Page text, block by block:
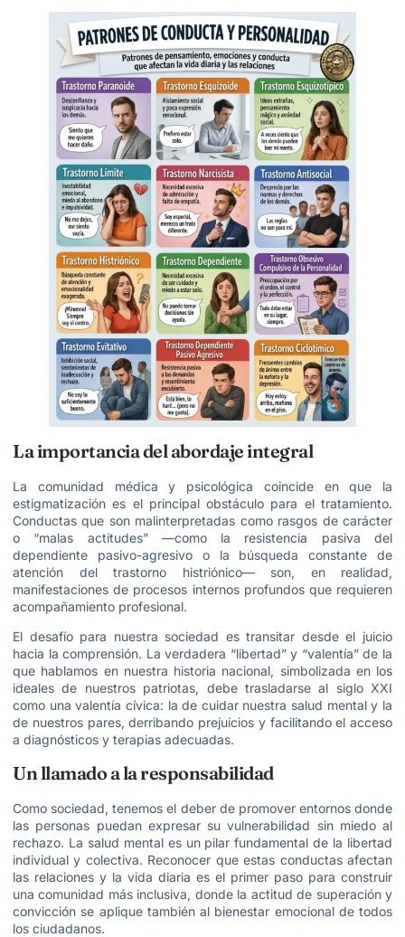
La importancia del abordaje integral
La comunidad médica y psicológica coincide en que la
estigmatización es el principal obstáculo para el tratamiento.
Conductas que son malinterpretadas como rasgos de carácter
o “malas actitudes” —como la resistencia pasiva del
dependiente pasivo-agresivo o la búsqueda constante de
atención del trastorno histriónico— son, en realidad,
manifestaciones de procesos internos profundos que requieren
acompañamiento profesional.
El desafío para nuestra sociedad es transitar desde el juicio
hacia la comprensión. La verdadera “libertad” y “valentía” de la
que hablamos en nuestra historia nacional, simbolizada en los
ideales de nuestros patriotas, debe trasladarse al siglo XXI
como una valentía cívica: la de cuidar nuestra salud mental y la
de nuestros pares, derribando prejuicios y facilitando el acceso
a diagnósticos y terapias adecuadas.
Un llamado a la responsabilidad
Como sociedad, tenemos el deber de promover entornos donde
las personas puedan expresar su vulnerabilidad sin miedo al
rechazo. La salud mental es un pilar fundamental de la libertad
individual y colectiva. Reconocer que estas conductas afectan
las relaciones y la vida diaria es el primer paso para construir
una comunidad más inclusiva, donde la actitud de superación y
convicción se aplique también al bienestar emocional de todos
los ciudadanos.